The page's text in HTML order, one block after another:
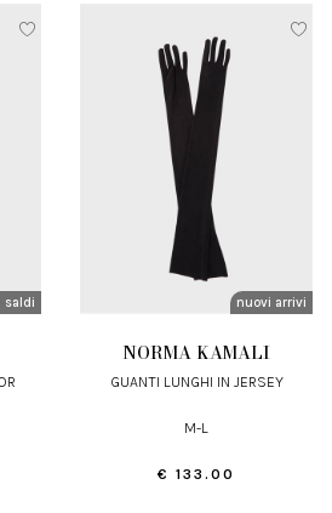
arrivi
saldi nuovi arrivi
NORMA KAMALI
GUANTI LUNGHI IN JERSEY
M-L
€ 133.00